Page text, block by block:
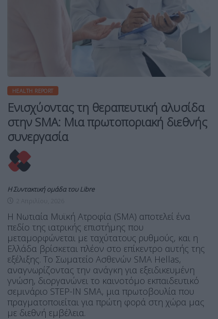
HEALTH REPORT
Ενισχύοντας τη θεραπευτική αλυσίδα
στην SMA: Μια πρωτοποριακή διεθνής
συνεργασία
Η Συντακτική ομάδα του Libre
Η Νωτιαία Μυϊκή Ατροφία (SMA) αποτελεί ένα
πεδίο της ιατρικής επιστήμης που
μεταμορφώνεται με ταχύτατους ρυθμούς, και η
Ελλάδα βρίσκεται πλέον στο επίκεντρο αυτής της
εξέλιξης. Το Σωματείο Ασθενών SMA Hellas,
αναγνωρίζοντας την ανάγκη για εξειδικευμένη
γνώση, διοργανώνει το καινοτόμο εκπαιδευτικό
σεμινάριο STEP-IN SMA, μια πρωτοβουλία που
πραγματοποιείται για πρώτη φορά στη χώρα μας
με διεθνή εμβέλεια.